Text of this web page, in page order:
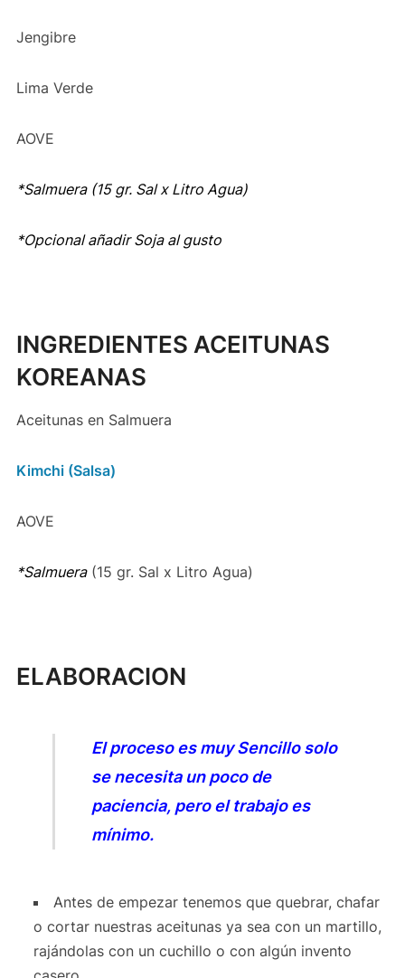
Jengibre
Lima Verde
AOVE
*Salmuera (15 gr. Sal x Litro Agua)
*Opcional añadir Soja al gusto
INGREDIENTES ACEITUNAS
KOREANAS
Aceitunas en Salmuera
Kimchi (Salsa)
AOVE
*Salmuera(15 gr. Sal x Litro Agua)
ELABORACION
El proceso es muy Sencillo solo
se necesita un poco de
paciencia, pero el trabajo es
mínimo.
Antes de empezar tenemos que quebrar, chafar
o cortar nuestras aceitunas ya sea con un martillo,
rajándolas con un cuchillo o con algún invento